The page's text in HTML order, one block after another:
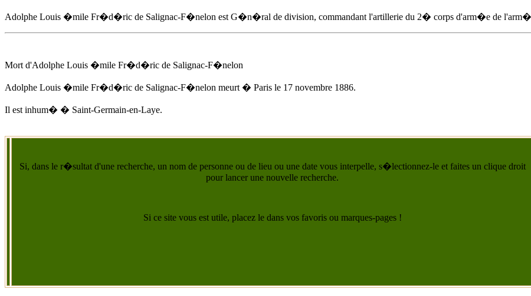
Adolphe Louis �mile Fr�d�ric de Salignac-F�nelon est G�n�ral de division, commandant l'artillerie du 2� corps d'arm�e de
Mort d'Adolphe Louis �mile Fr�d�ric de Salignac-F�nelon
Adolphe Louis �mile Fr�d�ric de Salignac-F�nelon meurt � Paris le 17 novembre 1886.
Il est inhum� � Saint-Germain-en-Laye.
Si, dans le r�sultat d'une recherche, un nom de personne ou de lieu ou une date vous interpelle, s�lectionnez-le et faites un clique droit
pour lancer une nouvelle recherche.
Si ce site vous est utile, placez le dans vos favoris ou marques-pages !